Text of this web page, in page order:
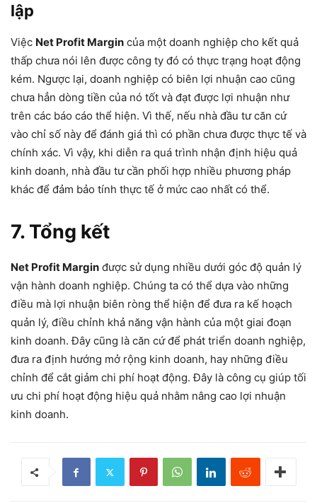
lập
Việc Net Profit Margin của một doanh nghiệp cho kết quả
thấp chưa nói lên được công ty đó có thực trạng hoạt động
kém. Ngược lại, doanh nghiệp có biên lợi nhuận cao cũng
chưa hẳn dòng tiền của nó tốt và đạt được lợi nhuận như
trên các báo cáo thể hiện. Vì thế, nếu nhà đầu tư căn cứ
vào chỉ số này để đánh giá thì có phần chưa được thực tế và
chính xác. Vì vậy, khi diễn ra quá trình nhận định hiệu quả
kinh doanh, nhà đầu tư cần phối hợp nhiều phương pháp
khác để đảm bảo tính thực tế ở mức cao nhất có thể.
7. Tổng kết
Net Profit Margin được sử dụng nhiều dưới góc độ quản lý
vận hành doanh nghiệp. Chúng ta có thể dựa vào những
điều mà lợi nhuận biên ròng thể hiện để đưa ra kế hoạch
quản lý, điều chỉnh khả năng vận hành của một giai đoạn
kinh doanh. Đây cũng là căn cứ để phát triển doanh nghiệp,
đưa ra định hướng mở rộng kinh doanh, hay những điều
chỉnh để cắt giảm chi phí hoạt động. Đây là công cụ giúp tối
ưu chi phí hoạt động hiệu quả nhằm nâng cao lợi nhuận
kinh doanh.